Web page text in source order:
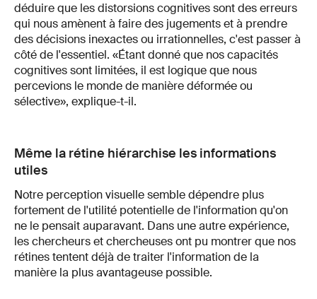
déduire que les distorsions cognitives sont des erreurs
qui nous amènent à faire des jugements et à prendre
des décisions inexactes ou irrationnelles, c'est passer à
côté de l'essentiel. «Étant donné que nos capacités
cognitives sont limitées, il est logique que nous
percevions le monde de manière déformée ou
sélective», explique-t-il.
Même la rétine hiérarchise les informations
utiles
Notre perception visuelle semble dépendre plus
fortement de l'utilité potentielle de l'information qu'on
ne le pensait auparavant. Dans une autre expérience,
les chercheurs et chercheuses ont pu montrer que nos
rétines tentent déjà de traiter l'information de la
manière la plus avantageuse possible.